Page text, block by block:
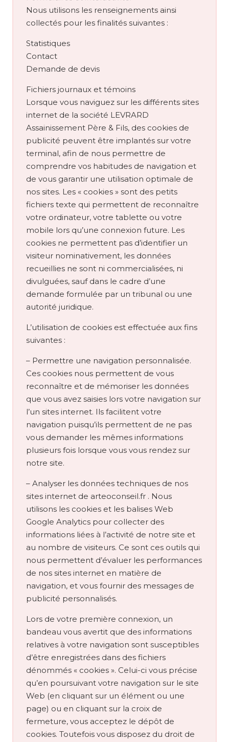
Nous utilisons les renseignements ainsi
collectés pour les finalités suivantes :
Statistiques
Contact
Demande de devis
Fichiers journaux et témoins
Lorsque vous naviguez sur les différents sites
internet de la société LEVRARD
Assainissement Père & Fils, des cookies de
publicité peuvent être implantés sur votre
terminal, afin de nous permettre de
comprendre vos habitudes de navigation et
de vous garantir une utilisation optimale de
nos sites. Les « cookies » sont des petits
fichiers texte qui permettent de reconnaître
votre ordinateur, votre tablette ou votre
mobile lors qu’une connexion future. Les
cookies ne permettent pas d’identifier un
visiteur nominativement, les données
recueillies ne sont ni commercialisées, ni
divulguées, sauf dans le cadre d’une
demande formulée par un tribunal ou une
autorité juridique.
L’utilisation de cookies est effectuée aux fins
suivantes :
– Permettre une navigation personnalisée.
Ces cookies nous permettent de vous
reconnaître et de mémoriser les données
que vous avez saisies lors votre navigation sur
l’un sites internet. Ils facilitent votre
navigation puisqu’ils permettent de ne pas
vous demander les mêmes informations
plusieurs fois lorsque vous vous rendez sur
notre site.
– Analyser les données techniques de nos
sites internet de arteoconseil.fr . Nous
utilisons les cookies et les balises Web
Google Analytics pour collecter des
informations liées à l’activité de notre site et
au nombre de visiteurs. Ce sont ces outils qui
nous permettent d’évaluer les performances
de nos sites internet en matière de
navigation, et vous fournir des messages de
publicité personnalisés.
Lors de votre première connexion, un
bandeau vous avertit que des informations
relatives à votre navigation sont susceptibles
d’être enregistrées dans des fichiers
dénommés « cookies ». Celui-ci vous précise
qu’en poursuivant votre navigation sur le site
Web (en cliquant sur un élément ou une
page) ou en cliquant sur la croix de
fermeture, vous acceptez le dépôt de
cookies. Toutefois vous disposez du droit de